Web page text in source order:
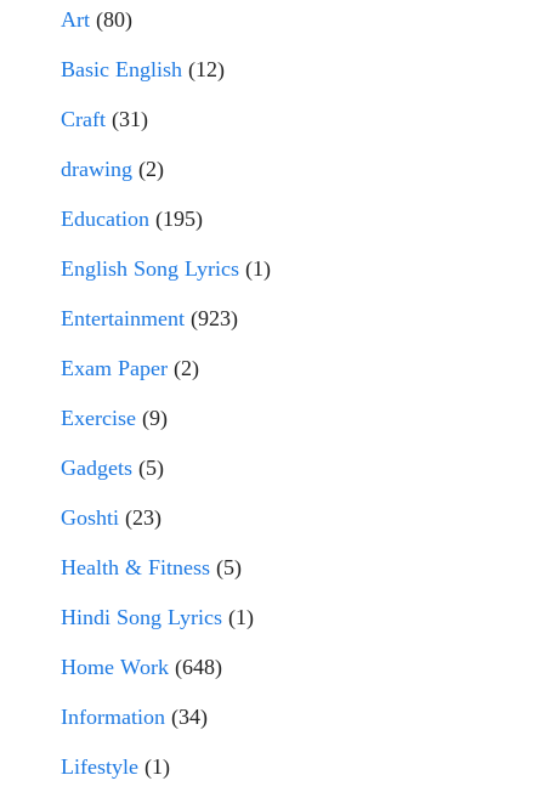
Art (80)
Basic English (12)
Craft (31)
drawing (2)
Education (195)
English Song Lyrics (1)
Entertainment (923)
Exam Paper (2)
Exercise (9)
Gadgets (5)
Goshti (23)
Health & Fitness (5)
Hindi Song Lyrics (1)
Home Work (648)
Information (34)
Lifestyle (1)